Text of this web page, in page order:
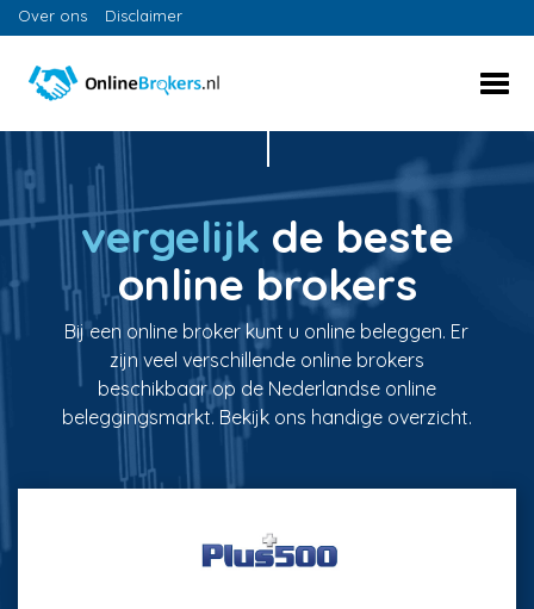
Over ons Disclaimer
vergelijk de beste
online brokers
Bij een online broker kunt u online beleggen. Er
zijn veel verschillende online brokers
beschikbaar op de Nederlandse online
beleggingsmarkt. Bekijk ons handige overzicht.